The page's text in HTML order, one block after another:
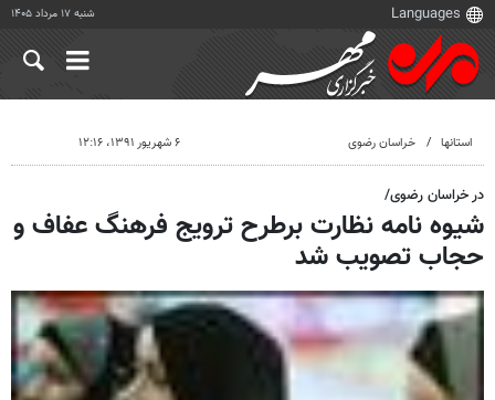
شنبه ۱۷ مرداد ۱۴۰۵
استانها خراسان رضوی ۶ شهریور ۱۳۹۱، ۱۲:۱۶
در خراسان رضوی/
شیوه نامه نظارت برطرح ترویج فرهنگ عفاف و
حجاب تصویب شد